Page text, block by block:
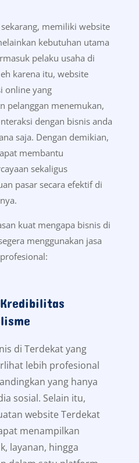
memiliki website
kebutuhan utama
pelaku usaha di
karena itu, website
online yang
pelanggan menemukan,
dengan bisnis anda
saja. Dengan demikian,
membantu
sekaligus
pasar secara efektif di
kuat mengapa bisnis di
menggunakan jasa
di Terdekat yang
lebih profesional
yang hanya
sosial. Selain itu,
website Terdekat
menampilkan
layanan, hingga